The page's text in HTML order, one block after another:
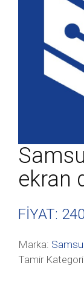
ekran
FİYAT:
Marka:
Tamir